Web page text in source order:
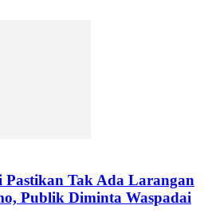
Pastikan Tak Ada Larangan
Publik Diminta Waspadai